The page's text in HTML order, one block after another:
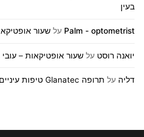
בעין
Palm - optometrist על שעור
יואנה רוסט על שעור אופטיקאות –
דליה על תרופה Glanatec טיפות עיניים לטיפול בפוקס דיסטרופי